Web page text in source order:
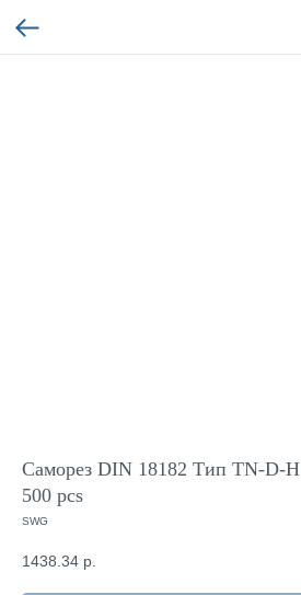
Саморез DIN 18182 Тип TN-D-H
500 pcs
SWG
1438.34 р.